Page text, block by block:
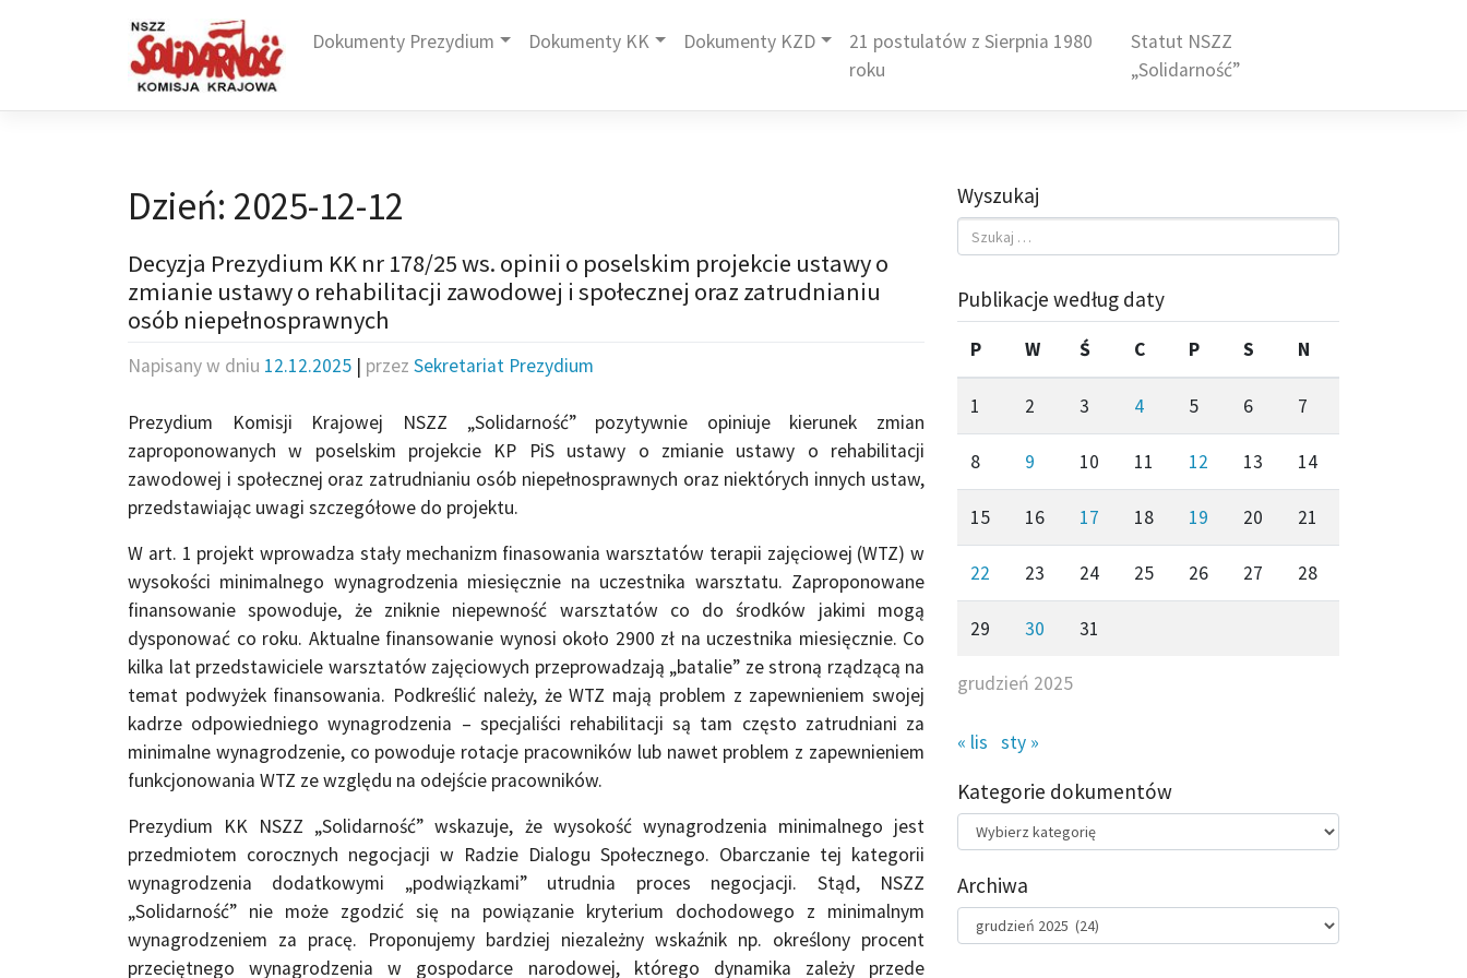
Dokumenty Prezydium Dokumenty KK Dokumenty KZD
21 postulatów z Sierpnia 1980
roku
Statut NSZZ
„Solidarność”
Dzień: 2025-12-12
Decyzja Prezydium KK nr 178/25 ws. opinii o poselskim projekcie ustawy o
zmianie ustawy o rehabilitacji zawodowej i społecznej oraz zatrudnianiu
osób niepełnosprawnych
Napisany w dniu 12.12.2025 | przez Sekretariat Prezydium
Prezydium Komisji Krajowej NSZZ „Solidarność” pozytywnie opiniuje kierunek zmian
zaproponowanych w poselskim projekcie KP PiS ustawy o zmianie ustawy o rehabilitacji
zawodowej i społecznej oraz zatrudnianiu osób niepełnosprawnych oraz niektórych innych ustaw,
przedstawiając uwagi szczegółowe do projektu.
W art. 1 projekt wprowadza stały mechanizm finasowania warsztatów terapii zajęciowej (WTZ) w
wysokości minimalnego wynagrodzenia miesięcznie na uczestnika warsztatu. Zaproponowane
finansowanie spowoduje, że zniknie niepewność warsztatów co do środków jakimi mogą
dysponować co roku. Aktualne finansowanie wynosi około 2900 zł na uczestnika miesięcznie. Co
kilka lat przedstawiciele warsztatów zajęciowych przeprowadzają „batalie” ze stroną rządzącą na
temat podwyżek finansowania. Podkreślić należy, że WTZ mają problem z zapewnieniem swojej
kadrze odpowiedniego wynagrodzenia – specjaliści rehabilitacji są tam często zatrudniani za
minimalne wynagrodzenie, co powoduje rotacje pracowników lub nawet problem z zapewnieniem
funkcjonowania WTZ ze względu na odejście pracowników.
Prezydium KK NSZZ „Solidarność” wskazuje, że wysokość wynagrodzenia minimalnego jest
przedmiotem corocznych negocjacji w Radzie Dialogu Społecznego. Obarczanie tej kategorii
wynagrodzenia dodatkowymi „podwiązkami” utrudnia proces negocjacji. Stąd, NSZZ
„Solidarność” nie może zgodzić się na powiązanie kryterium dochodowego z minimalnym
wynagrodzeniem za pracę. Proponujemy bardziej niezależny wskaźnik np. określony procent
przeciętnego wynagrodzenia w gospodarce narodowej, którego dynamika zależy przede
Wyszukaj
Publikacje według daty
grudzień 2025
P W Ś C P S N
1 2 3 4 5 6 7
8 9 10 11 12 13 14
15 16 17 18 19 20 21
22 23 24 25 26 27 28
29 30 31
« lis sty »
Kategorie dokumentów
Kategorie
dokumentów
Archiwa
Archiwa